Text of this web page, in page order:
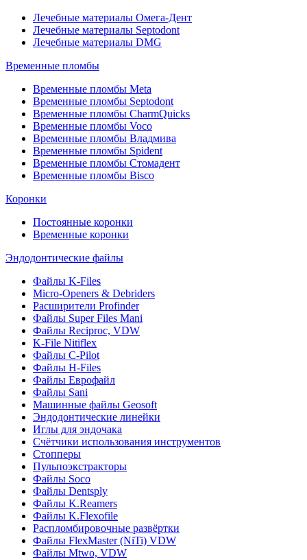
Лечебные материалы Омега-Дент
Лечебные материалы Septodont
Лечебные материалы DMG
Временные пломбы
Временные пломбы Meta
Временные пломбы Septodont
Временные пломбы CharmQuicks
Временные пломбы Voco
Временные пломбы Владмива
Временные пломбы Spident
Временные пломбы Стомадент
Временные пломбы Bisco
Коронки
Постоянные коронки
Временные коронки
Эндодонтические файлы
Файлы K-Files
Micro-Openers & Debriders
Расширители Profinder
Файлы Super Files Mani
Файлы Reciproc, VDW
K-File Nitiflex
Файлы C-Pilot
Файлы H-Files
Файлы Еврофайл
Файлы Sani
Машинные файлы Geosoft
Эндодонтические линейки
Иглы для эндочака
Счётчики использования инструментов
Стопперы
Пульпоэкстракторы
Файлы Soco
Файлы Dentsply
Файлы K.Reamers
Файлы K.Flexofile
Распломбировочные развёртки
Файлы FlexMaster (NiTi) VDW
Файлы Mtwo, VDW